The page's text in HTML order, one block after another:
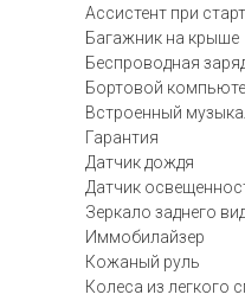
Ассистент при
Багажник на крыше
Беспроводная
Бортовой
Встроенный
Гарантия
Датчик дождя
Датчик
Зеркало заднего
Иммобилайзер
Кожаный руль
Колеса из легкого